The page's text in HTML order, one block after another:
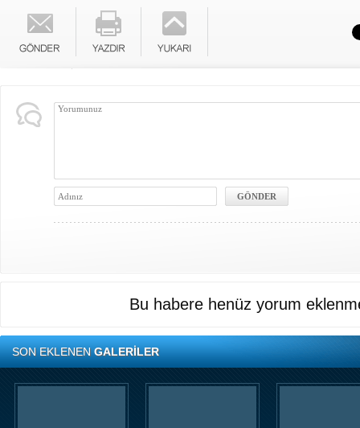
Bu habere henüz yorum
SON EKLENENGALERİLER